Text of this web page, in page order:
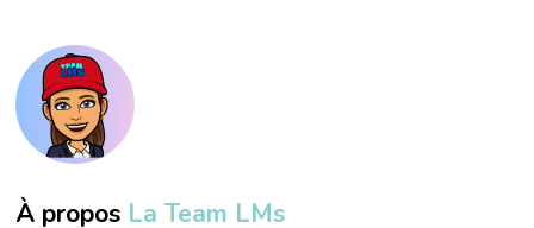
À propos La Team LMs